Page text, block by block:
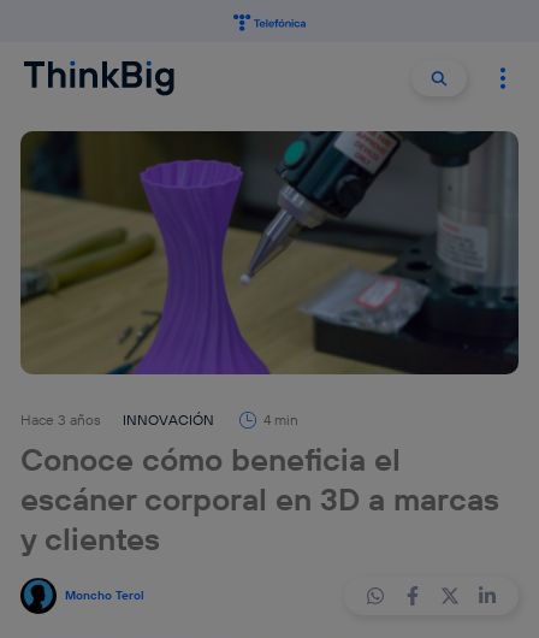
Buscar
Hace 3 años INNOVACIÓN 4 min
Conoce cómo beneficia el
escáner corporal en 3D a marcas
y clientes
Moncho Terol